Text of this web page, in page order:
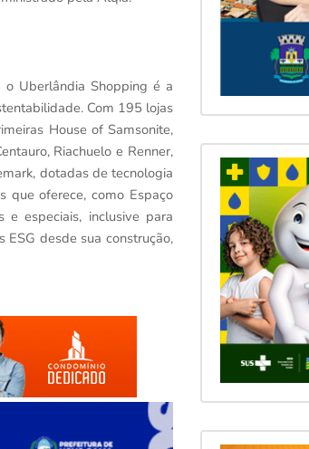
Uberlândia Shopping é a
Com 195 lojas
House of Samsonite,
Riachuelo e Renner,
dotadas de tecnologia
que oferece, como Espaço
e especiais, inclusive para
desde sua construção,